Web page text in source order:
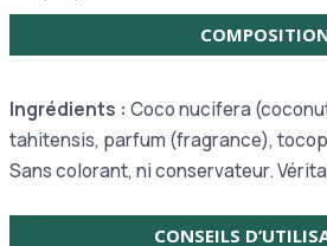
Ingrédients : Coco nucifera
tahitensis, parfum (fragrance),
Sans colorant, ni conservateur.
CONSEILS